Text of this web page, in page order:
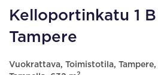
Kelloportinkatu 1 B
Tampere
Vuokrattava, Toimistotila, Tampere,